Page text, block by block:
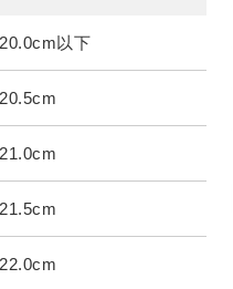
20.0cm以下
20.5cm
21.0cm
21.5cm
22.0cm